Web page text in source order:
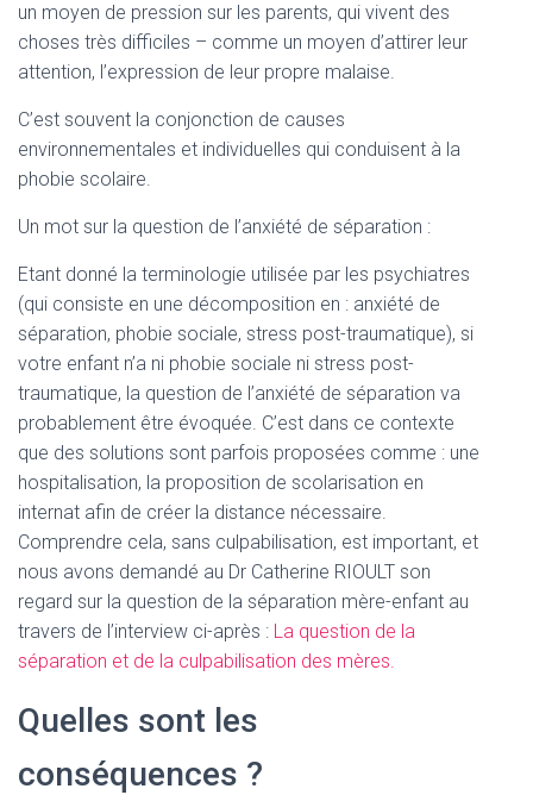
un moyen de pression sur les parents, qui vivent des
choses très difficiles – comme un moyen d’attirer leur
attention, l’expression de leur propre malaise.
C’est souvent la conjonction de causes
environnementales et individuelles qui conduisent à la
phobie scolaire.
Un mot sur la question de l’anxiété de séparation :
Etant donné la terminologie utilisée par les psychiatres
(qui consiste en une décomposition en : anxiété de
séparation, phobie sociale, stress post-traumatique), si
votre enfant n’a ni phobie sociale ni stress post-
traumatique, la question de l’anxiété de séparation va
probablement être évoquée. C’est dans ce contexte
que des solutions sont parfois proposées comme : une
hospitalisation, la proposition de scolarisation en
internat afin de créer la distance nécessaire.
Comprendre cela, sans culpabilisation, est important, et
nous avons demandé au Dr Catherine RIOULT son
regard sur la question de la séparation mère-enfant au
travers de l’interview ci-après : La question de la
séparation et de la culpabilisation des mères.
Quelles sont les
conséquences ?